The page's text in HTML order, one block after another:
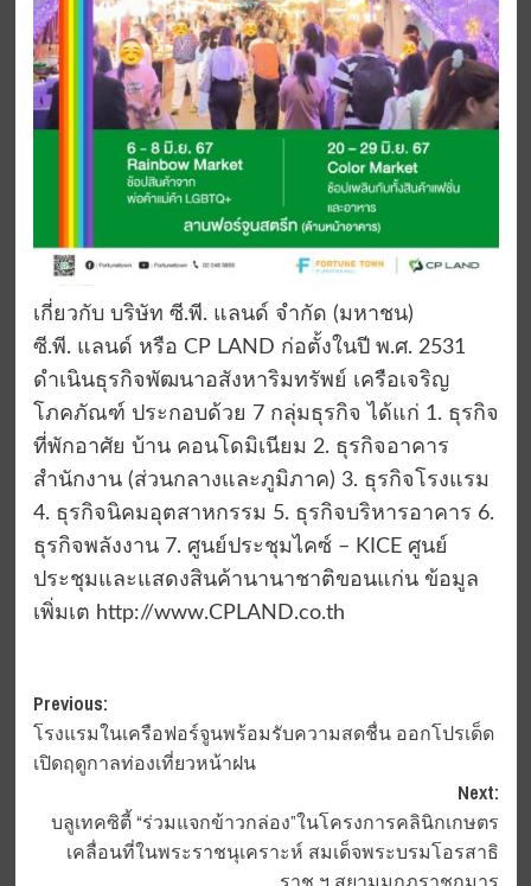
เกี่ยวกับ บริษัท ซี.พี. แลนด์ จำกัด (มหาชน)
ซี.พี. แลนด์ หรือ CP LAND ก่อตั้งในปี พ.ศ. 2531
ดำเนินธุรกิจพัฒนาอสังหาริมทรัพย์ เครือเจริญ
โภคภัณฑ์ ประกอบด้วย 7 กลุ่มธุรกิจ ได้แก่ 1. ธุรกิจ
ที่พักอาศัย บ้าน คอนโดมิเนียม 2. ธุรกิจอาคาร
สำนักงาน (ส่วนกลางและภูมิภาค) 3. ธุรกิจโรงแรม
4. ธุรกิจนิคมอุตสาหกรรม 5. ธุรกิจบริหารอาคาร 6.
ธุรกิจพลังงาน 7. ศูนย์ประชุมไคซ์ – KICE ศูนย์
ประชุมและแสดงสินค้านานาชาติขอนแก่น ข้อมูล
เพิ่มเต http://www.CPLAND.co.th​
Post
navigation
Previous:
โรงแรมในเครือฟอร์จูนพร้อมรับความสดชื่น ออกโปรเด็ด
เปิดฤดูกาลท่องเที่ยวหน้าฝน
Next:
บลูเทคซิตี้ “ร่วมแจกข้าวกล่อง”ในโครงการคลินิกเกษตร
เคลื่อนที่ในพระราชนุเคราะห์ สมเด็จพระบรมโอรสาธิ